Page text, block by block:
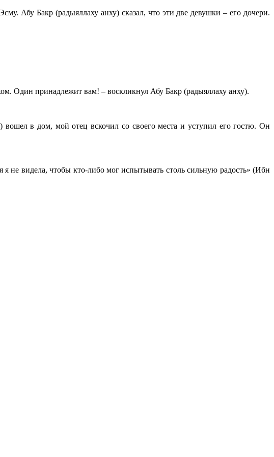
Абу Бакр (радыяллаху анху) сказал, что эти две девушки – его дочери.
Один принадлежит вам! – воскликнул Абу Бакр (радыяллаху анху).
вошел в дом, мой отец вскочил со своего места и уступил его гостю. Он
не видела, чтобы кто-либо мог испытывать столь сильную радость» (Ибн